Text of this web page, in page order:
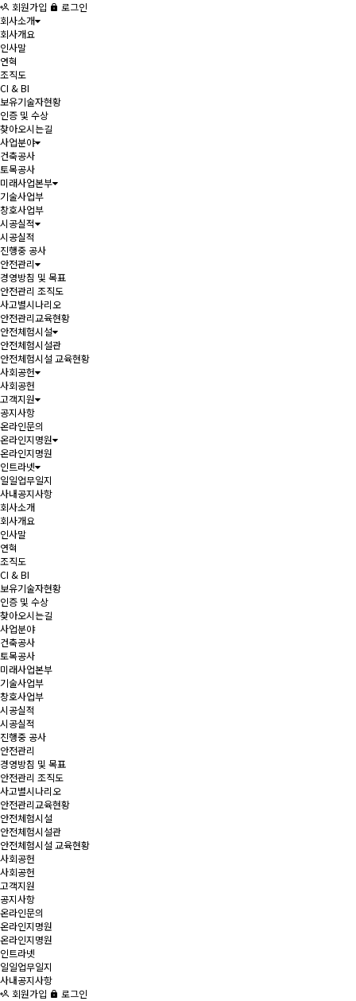
회원가입
로그인
회사소개
회사개요
인사말
연혁
조직도
CI & BI
보유기술자현황
인증 및 수상
찾아오시는길
사업분야
건축공사
토목공사
미래사업본부
기술사업부
창호사업부
시공실적
시공실적
진행중 공사
안전관리
경영방침 및 목표
안전관리 조직도
사고별시나리오
안전관리교육현황
안전체험시설
안전체험시설관
안전체험시설 교육현황
사회공헌
사회공헌
고객지원
공지사항
온라인문의
온라인지명원
온라인지명원
인트라넷
일일업무일지
사내공지사항
회사소개
회사개요
인사말
연혁
조직도
CI & BI
보유기술자현황
인증 및 수상
찾아오시는길
사업분야
건축공사
토목공사
미래사업본부
기술사업부
창호사업부
시공실적
시공실적
진행중 공사
안전관리
경영방침 및 목표
안전관리 조직도
사고별시나리오
안전관리교육현황
안전체험시설
안전체험시설관
안전체험시설 교육현황
사회공헌
사회공헌
고객지원
공지사항
온라인문의
온라인지명원
온라인지명원
인트라넷
일일업무일지
사내공지사항
회원가입
로그인